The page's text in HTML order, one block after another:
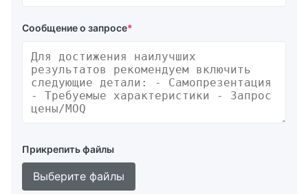
Сообщение о запросе*
Прикрепить файлы
Выберите файлы